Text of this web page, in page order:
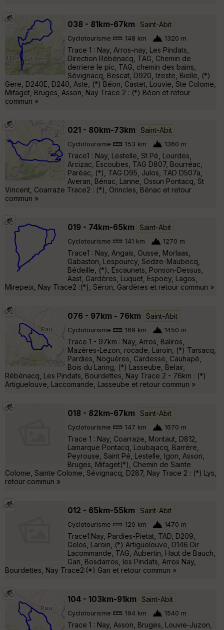
038 - 81km-67km Saint-Abit
Cyclotourisme 148 km 1320 m
Trace 1 : Nay, Arros-nay, Les Pindats,
Direction Rébénacq, TAG, Chemin de
derriere le pic, TAG, chemin des bains,
Sévignacq, Bescat, D920, Izeste, Bielle, (*)
Gere, D240E, D240, Aste, (*) Béon, Castet, Louvie, Ste Colome,
Mifaget, Bruges, Asson, Nay Trace 2 : (*) Béon et retour
commun »
021 - 80km-73km Saint-Abit
Cyclotourisme 153 km 1360 m
Trace1 : Nay, Lestelle, St Pé, Lourdes,
Arcizac, Escoubes, TAG D807, Bourréac,
Paréac, (*), TAG D95, Julos, TAD D507a,
Averan, Bénac, Lanne, Ossun Pontacq, St
Vincent, Coarraze Trace2 : (*), Orincles, Bénac et retour
commun »
019 - 74km-65km Saint-Abit
Cyclotourisme 141 km 1270 m
Trace1 : Nay, Angais, Ousse, Morlaas,
Gabaston, Lespourcy, Sedze-Maubecq,
Bédeille, (*), Escaunets, Ponson-Dessus,
Aast, Gardères, Luquet, Espoey, Lagos,
Mirepeix, Nay Trace2 :(*), Séron, Gardères et retour commun »
076 - 97km - 76km Saint-Abit
Cyclotourisme 169 km 1450 m
Trace 1 - 97km : Nay, Arros, Baliros,
Mazères-Lezon, rocade, Laroin, (*) Tarsacq,
Pardies, Noguères, Cardesse, Cauhapé,
Bois du Laring, (*) Lasseube, Belair,
Rébénacq, Les Pindats, Bourdettes, Nay Trace 2 - 76km : (*)
Artiguelouve, Laccomande, Lasseube et retour commun »
018 - 82km-67km Saint-Abit
Cyclotourisme 147 km 1670 m
Trace 1 : Nay, Coarraze, Montaut, D812,
Lamarque Pontacq, Loubajacq, Barrère,
Peyrouse, Saint Pé, Lestelle, Igon, Asson,
Bruges, Mifaget(*), Chemin de Sainte
Colome, Sainte Colome, Sévignacq, D287, Nay Trace 2 : (*) Lys,
retour commun »
012 - 65km-55km Saint-Abit
Cyclotourisme 120 km 1470 m
Trace1:Nay, Pardies-Pietat, TAD, D209,
Gelos, Laroin, (*) Artiguelouve, D146 Dir
Lacommande, TAG, Aubertin, Haut de Bauch,
Gan, Bosdarros, les Pindats, Arros Nay,
Bourdettes, Nay Trace2:(*) Gan et retour commun »
104 - 103km-91km Saint-Abit
Cyclotourisme 194 km 1540 m
Trace 1 : Nay, Asson, Bruges, Louvie-Juzon,